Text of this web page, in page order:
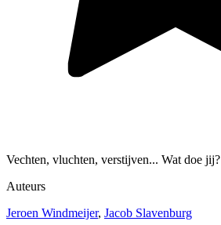
Vechten, vluchten, verstijven... Wat doe jij?
Auteurs
Jeroen Windmeijer, Jacob Slavenburg